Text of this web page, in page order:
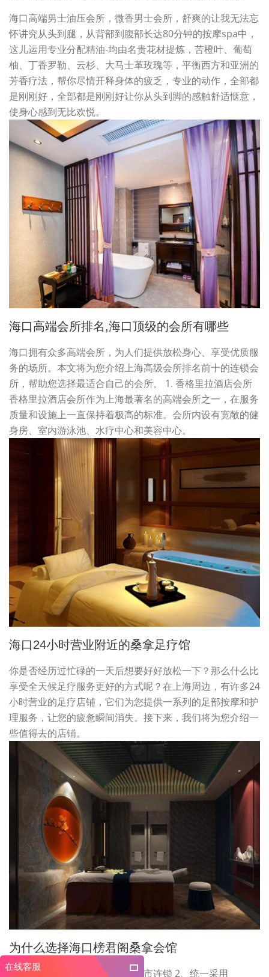
在线客服
海口高端男士油压会所，微香男士会所，舒爽的让我无法忘
怀讲究从头到腿，从背部到腹部长达80分钟的按摩spa中，
这儿运用专业分配精油-均由名贵花材提炼，苦橙叶、葡萄
柚、丁香罗勒、云杉、大马士革玫瑰等，平衡西方和亚洲的
芳香疗法，帮你尽情开释身体的疲乏，专业的动作，全部都
是刚刚好，全部都是刚刚好让你从头到脚的感触舒适惬意，
使身心感到无比欢悦。
海口高端会所排名,海口顶级的会所有哪些
海口拥有众多高端会所，为人们提供放松身心、享受优质服
务的场所。本文将为您介绍上海高级会所排名前十的连锁会
所，帮助您选择最适合自己的会所。 1. 香格里拉酒店会所
香格里拉酒店会所作为上海最著名的高端会所之一，在服务
质量和设施上一直保持着极高的标准。会所内设有宽敞的健
身房、室内游泳池、水疗中心和美容中心。
海口24小时营业附近的桑拿足疗馆
你是否经历过忙碌的一天后想要好好放松一下？那么什么比
享受全天候足疗服务更好的方式呢？在上海周边，有许多24
小时营业的足疗店铺，它们为您提供一系列的足部按摩和护
理服务，让您的疲惫瞬间消失。接下来，我们将为您介绍一
些值得去的店铺。
为什么选择海口榜君阁桑拿会馆
因为专业十三年精心沉淀全国城市连锁 2、统一采用